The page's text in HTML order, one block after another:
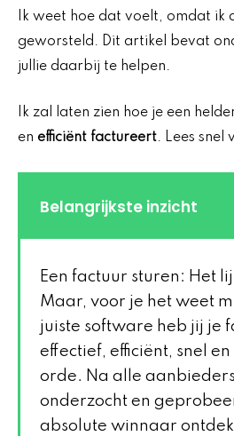
Ik weet hoe dat voelt, omdat ik
geworsteld. Dit artikel bevat
jullie daarbij te helpen.
Ik zal laten zien hoe je een
en efficiënt factureert. Lees snel
Belangrijkste inzicht
Een factuur sturen: Het
Maar, voor je het weet
juiste software heb jij je
effectief, efficiënt, snel
orde. Na alle
onderzocht en
absolute winnaar